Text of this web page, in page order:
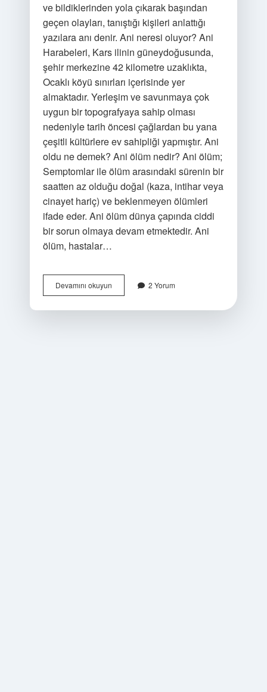
ve bildiklerinden yola çıkarak başından
geçen olayları, tanıştığı kişileri anlattığı
yazılara anı denir. Ani neresi oluyor? Ani
Harabeleri, Kars ilinin güneydoğusunda,
şehir merkezine 42 kilometre uzaklıkta,
Ocaklı köyü sınırları içerisinde yer
almaktadır. Yerleşim ve savunmaya çok
uygun bir topografyaya sahip olması
nedeniyle tarih öncesi çağlardan bu yana
çeşitli kültürlere ev sahipliği yapmıştır. Ani
oldu ne demek? Ani ölüm nedir? Ani ölüm;
Semptomlar ile ölüm arasındaki sürenin bir
saatten az olduğu doğal (kaza, intihar veya
cinayet hariç) ve beklenmeyen ölümleri
ifade eder. Ani ölüm dünya çapında ciddi
bir sorun olmaya devam etmektedir. Ani
ölüm, hastalar…
Devamını okuyunAni
Neye
2 Yorum